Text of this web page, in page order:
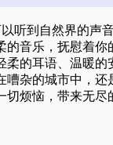
听到自然界的声
的音乐，抚慰着
柔的耳语、温暖
嘈杂的城市中，
烦恼，带来无尽